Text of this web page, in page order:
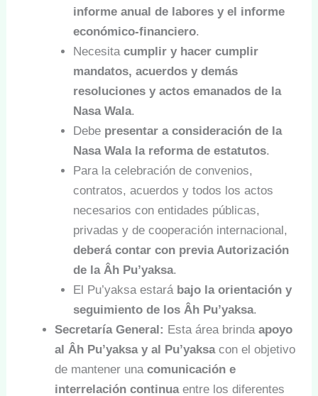
informe anual de labores y el informe
económico-financiero.
Necesita cumplir y hacer cumplir
mandatos, acuerdos y demás
resoluciones y actos emanados de la
Nasa Wala.
Debe presentar a consideración de la
Nasa Wala la reforma de estatutos.
Para la celebración de convenios,
contratos, acuerdos y todos los actos
necesarios con entidades públicas,
privadas y de cooperación internacional,
deberá contar con previa Autorización
de la Âh Pu’yaksa.
El Pu’yaksa estará bajo la orientación y
seguimiento de los Âh Pu’yaksa.
Secretaría General: Esta área brindaapoyo
al Âh Pu’yaksa y al Pu’yaksacon el objetivo
de mantener unacomunicación e
interrelación continuaentre los diferentes